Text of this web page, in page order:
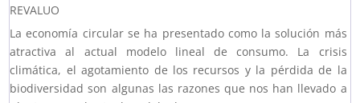
REVALUO
La economía circular se ha presentado como la solución más
atractiva al actual modelo lineal de consumo. La crisis
climática, el agotamiento de los recursos y la pérdida de la
biodiversidad son algunas las razones que nos han llevado a